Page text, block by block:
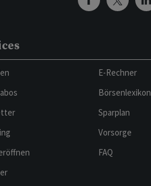
E-Rechner
Börsenlexikon
Sparplan
Vorsorge
FAQ